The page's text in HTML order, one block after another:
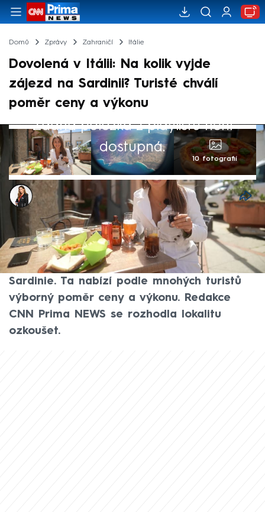
Domů Zprávy Zahraničí Itálie
Dovolená v Itálii: Na kolik vyjde
zájezd na Sardinii? Turisté chválí
poměr ceny a výkonu
Žádná položka z playlistu není
dostupná.
10 fotografií
Alex Hrdinová
5. kvě 2024, 08:52
Čas letních dovolených se kvapem blíží. Jak
draho letos kde bude? Jedním z míst, kam
se rozhodně vyplatí vydat, je italská
Sardinie. Ta nabízí podle mnohých turistů
výborný poměr ceny a výkonu. Redakce
CNN Prima NEWS se rozhodla lokalitu
ozkoušet.